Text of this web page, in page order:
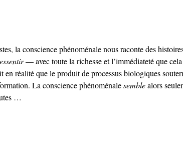
la conscience phénoménale nous raconte des
— avec toute la richesse et l’immédiateté que cela
en réalité que le produit de processus biologiques
La conscience phénoménalesemblealors
…